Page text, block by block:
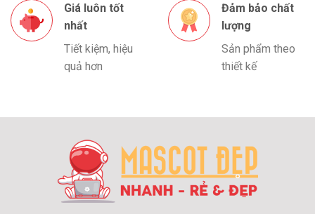
Giá luôn tốt
nhất
Tiết kiệm, hiệu
quả hơn
Đảm bảo chất
lượng
Sản phẩm theo
thiết kế